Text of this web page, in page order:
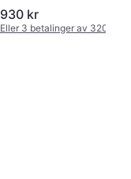
Performance Hair
Clipper Kit
930 kr
Eller 3 betalinger av 320 kr